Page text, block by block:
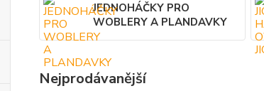
JEDNOHÁČKY PRO
WOBLERY A PLANDAVKY
Nejprodávanější